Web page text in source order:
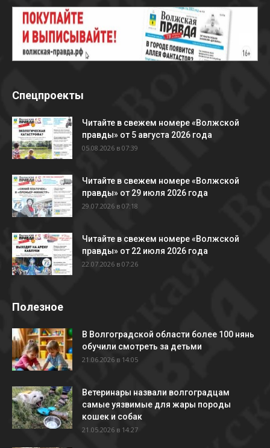
Спецпроекты
Читайте в свежем номере «Волжской
правды» от 5 августа 2026 года
05.08.2026 в 07:39
Читайте в свежем номере «Волжской
правды» от 29 июля 2026 года
29.07.2026 в 07:18
Читайте в свежем номере «Волжской
правды» от 22 июля 2026 года
22.07.2026 в 07:26
Полезное
В Волгоградской области более 100 нянь
обучили смотреть за детьми
21.06.2026 в 14:05
Ветеринары назвали волгоградцам
самые уязвимые для жары породы
кошек и собак
21.05.2026 в 14:27